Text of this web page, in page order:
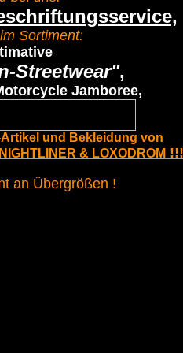
Sortiment:
Streetwear",
Jamboree,
und Bekleidung von
& LOXODROM!!!
an Übergrößen !